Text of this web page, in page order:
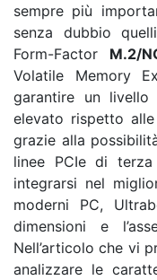
sempre più
senza dubbio
Form-Factor M.2/
Volatile Memory
garantire un
elevato rispetto
grazie alla
linee PCIe di
integrarsi nel
moderni PC,
dimensioni e
Nell’articolo che vi
analizzare le